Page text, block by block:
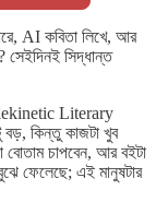
AI কবিতা লিখে, আর
সেইদিনই সিদ্ধান্ত
Literary
কিন্তু কাজটা খুব
চাপবেন, আর বইটা
ফেলেছে; এই মানুষটার